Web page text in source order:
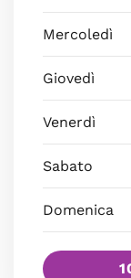
Mercoledì
Giovedì
Venerdì
Sabato
Domenica